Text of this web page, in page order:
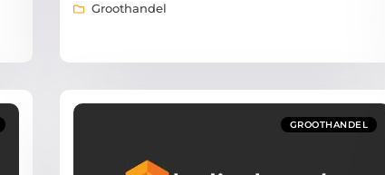
Groothandel
GROOTHANDEL